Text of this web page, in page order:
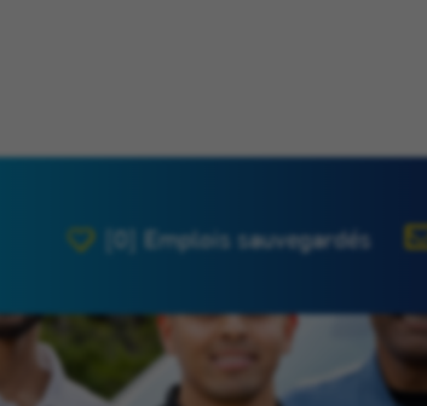
[0] Emplois sauvegardés